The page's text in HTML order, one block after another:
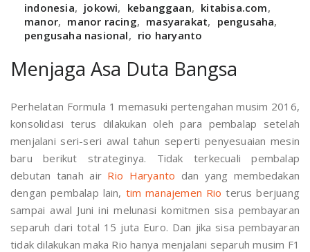
indonesia, jokowi, kebanggaan, kitabisa.com,
manor, manor racing, masyarakat, pengusaha,
pengusaha nasional, rio haryanto
Menjaga Asa Duta Bangsa
Perhelatan Formula 1 memasuki pertengahan musim 2016,
konsolidasi terus dilakukan oleh para pembalap setelah
menjalani seri-seri awal tahun seperti penyesuaian mesin
baru berikut strateginya. Tidak terkecuali pembalap
debutan tanah air Rio Haryanto dan yang membedakan
dengan pembalap lain, tim manajemen Rio terus berjuang
sampai awal Juni ini melunasi komitmen sisa pembayaran
separuh dari total 15 juta Euro. Dan jika sisa pembayaran
tidak dilakukan maka Rio hanya menjalani separuh musim F1